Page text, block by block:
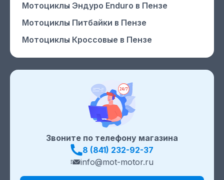
Звоните по телефону магазина
8 (841) 232-92-37
info@mot-motor.ru
Мотоциклы Эндуро Enduro в Пензе
Мотоциклы Питбайки в Пензе
Мотоциклы Кроссовые в Пензе